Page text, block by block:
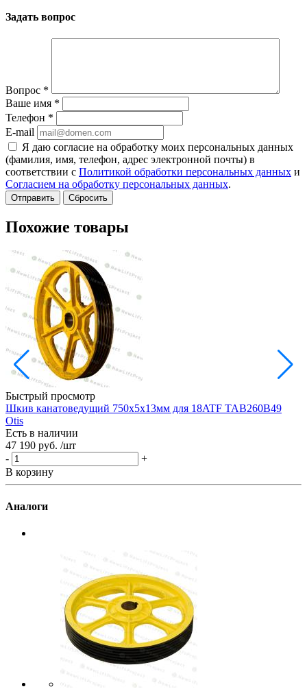
Задать вопрос
Вопрос *
Ваше имя *
Телефон *
E-mail
Я даю согласие на обработку моих персональных данных
(фамилия, имя, телефон, адрес электронной почты) в
соответствии с Политикой обработки персональных данных и
Согласием на обработку персональных данных.
Сбросить
Похожие товары
Быстрый просмотр
Шкив канатоведущий 750х5х13мм для 18ATF TAB260B49
Otis
Есть в наличии
47 190 руб. /шт
-
+
В корзину
Аналоги